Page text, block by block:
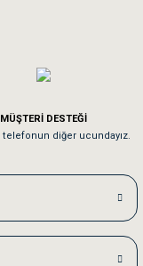
iyi.
Jack russell köpeğim
MÜŞTERİ DESTEĞİ
diğer ucundayız.